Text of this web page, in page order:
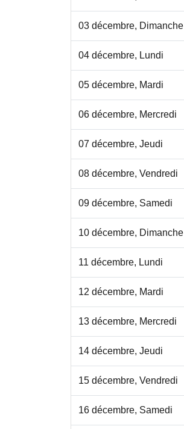
03 décembre, Dimanche
04 décembre, Lundi
05 décembre, Mardi
06 décembre, Mercredi
07 décembre, Jeudi
08 décembre, Vendredi
09 décembre, Samedi
10 décembre, Dimanche
11 décembre, Lundi
12 décembre, Mardi
13 décembre, Mercredi
14 décembre, Jeudi
15 décembre, Vendredi
16 décembre, Samedi